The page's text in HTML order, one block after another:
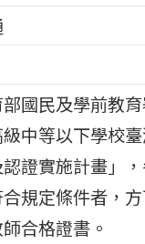
國民及學前教
中等以下學校
證實施計畫」
合規定條件者，
合格證書。